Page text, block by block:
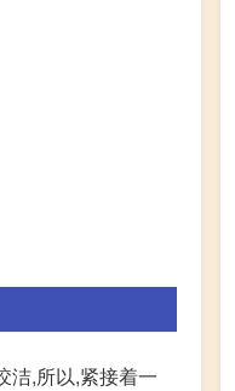
洁,所以,紧接着一